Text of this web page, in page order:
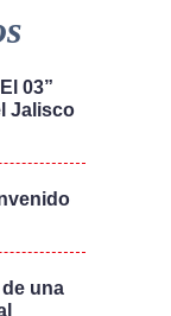
03”
Jalisco
una